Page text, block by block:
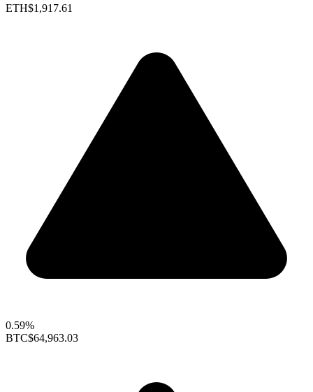
ETH$1,917.61
0.59%
BTC$64,963.03